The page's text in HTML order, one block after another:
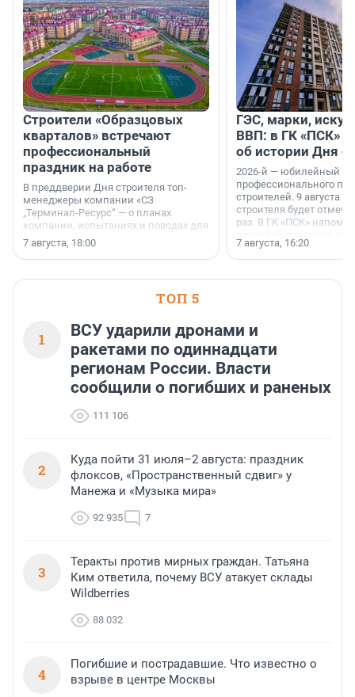
Строители «Образцовых
кварталов» встречают
профессиональный
праздник на работе
В преддверии Дня строителя топ-
менеджеры компании «СЗ
„Терминал-Ресурс“ — о планах
компании, испытаниях и поводах для
осторожного оптимизма.
7 августа, 18:00
ГЭС, марки,
ВВП: в ГК «ПСК»
об истории Дня
2026-й — юбилейный
профессионального
строителей. 9 августа
строителя будет
раз. В ГК «ПСК»
поменялась роль
7 августа, 16:20
ТОП 5
1
ВСУ ударили дронами и
ракетами по одиннадцати
регионам России. Власти
сообщили о погибших и раненых
111 106
2
Куда пойти 31 июля–2 августа: праздник
флоксов, «Пространственный сдвиг» у
Манежа и «Музыка мира»
92 935 7
3
Теракты против мирных граждан. Татьяна
Ким ответила, почему ВСУ атакует склады
Wildberries
88 032
4
Погибшие и пострадавшие. Что известно о
взрыве в центре Москвы